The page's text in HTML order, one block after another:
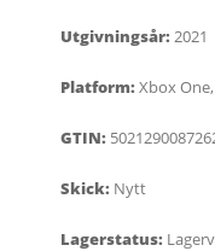
Utgivningsår: 2021
Platform: Xbox
GTIN:
Skick: Nytt
Lagerstatus: